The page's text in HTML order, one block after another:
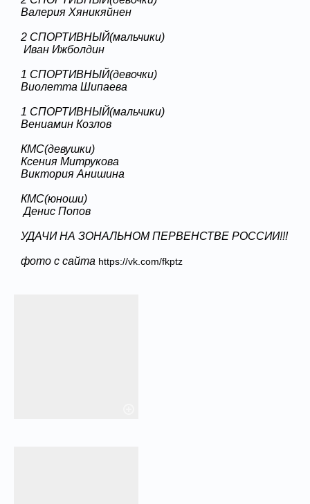
Валерия Хяникяйнен
2 СПОРТИВНЫЙ(мальчики)
Иван Ижболдин
1 СПОРТИВНЫЙ(девочки)
Виолетта Шипаева
1 СПОРТИВНЫЙ(мальчики)
Вениамин Козлов
КМС(девушки)
Ксения Митрукова
Виктория Анишина
КМС(юноши)
Денис Попов
УДАЧИ НА ЗОНАЛЬНОМ ПЕРВЕНСТВЕ РОССИИ!!!
фото с сайта https://vk.com/fkptz